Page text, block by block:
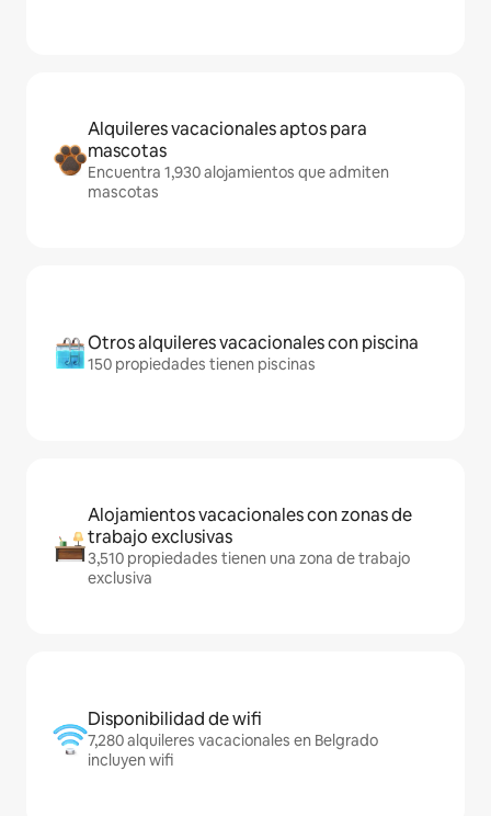
Alquileres vacacionales aptos para
mascotas
Encuentra 1,930 alojamientos que admiten
mascotas
Otros alquileres vacacionales con piscina
150 propiedades tienen piscinas
Alojamientos vacacionales con zonas de
trabajo exclusivas
3,510 propiedades tienen una zona de trabajo
exclusiva
Disponibilidad de wifi
7,280 alquileres vacacionales en Belgrado
incluyen wifi